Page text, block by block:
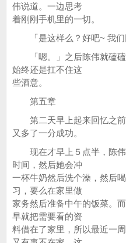
伟说道。一边思考
着刚刚手机里的一切。
「是这样么？好吧~ 我们
「嗯。」之后陈伟就磕磕
始终还是扛不住这
些酒意。
第五章
第二天早上起来回忆之前
又多了一分成功。
现在才早上５点半，陈伟
时间，然后她会冲
一杯牛奶然后洗个澡，然后
习，要么在家里做
家务然后准备中午的饭菜。
早就把需要看的资
料借在了家里，所以最近一